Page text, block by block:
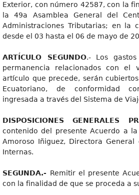
Exterior, con número 42587, con la
la 49a Asamblea General del
Administraciones Tributarias; en la
desde el 03 hasta el 06 de mayo de
ARTÍCUL O SEGUNDO.- Los
permanencia relacionados con el
artículo que precede, serán
Ecuatoriano, de conformidad
ingresada a través del Sistema de
DISPOSICIONES GENERALES
contenido del presente Acuerdo a
Amoroso Iñiguez, Directora General
Internas.
SEGUNDA.- Remitir el presente
con la finalidad de que se proceda a